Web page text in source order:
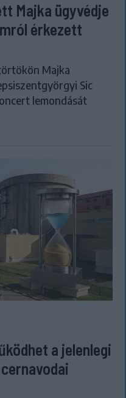
Majka ügyvédje
érkezett
Majka
Sic
lemondását
a jelenlegi